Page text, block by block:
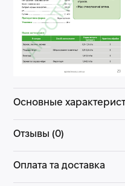
Основные
Отзывы (0)
Оплата та доставка